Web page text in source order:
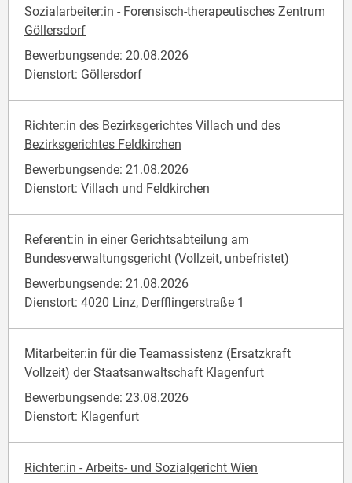
Sozialarbeiter:in - Forensisch-therapeutisches Zentrum
Göllersdorf
Bewerbungsende: 20.08.2026
Dienstort: Göllersdorf
Richter:in des Bezirksgerichtes Villach und des
Bezirksgerichtes Feldkirchen
Bewerbungsende: 21.08.2026
Dienstort: Villach und Feldkirchen
Referent:in in einer Gerichtsabteilung am
Bundesverwaltungsgericht (Vollzeit, unbefristet)
Bewerbungsende: 21.08.2026
Dienstort: 4020 Linz, Derfflingerstraße 1
Mitarbeiter:in für die Teamassistenz (Ersatzkraft
Vollzeit) der Staatsanwaltschaft Klagenfurt
Bewerbungsende: 23.08.2026
Dienstort: Klagenfurt
Richter:in - Arbeits- und Sozialgericht Wien